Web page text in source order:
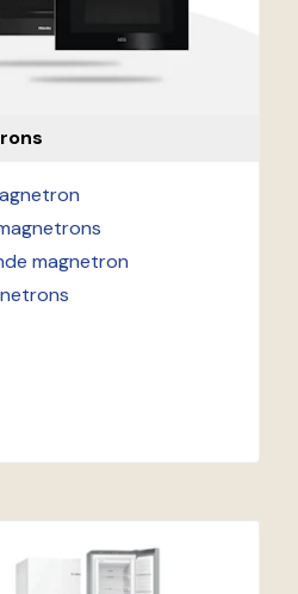
magnetron